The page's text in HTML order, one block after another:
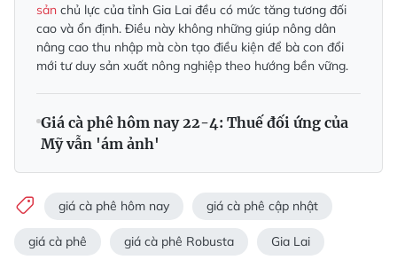
sản chủ lực của tỉnh Gia Lai đều có mức tăng tương đối
cao và ổn định. Điều này không những giúp nông dân
nâng cao thu nhập mà còn tạo điều kiện để bà con đổi
mới tư duy sản xuất nông nghiệp theo hướng bền vững.
Giá cà phê hôm nay 22-4: Thuế đối ứng của
Mỹ vẫn 'ám ảnh'
giá cà phê hôm nay giá cà phê cập nhật
giá cà phê giá cà phê Robusta Gia Lai